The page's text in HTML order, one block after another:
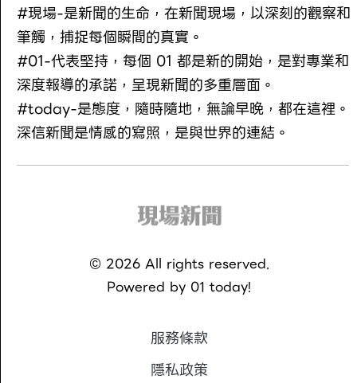
#現場-是新聞的生命，在新聞現場，以深刻的觀察和
筆觸，捕捉每個瞬間的真實。
#01-代表堅持，每個 01 都是新的開始，是對專業和
深度報導的承諾，呈現新聞的多重層面。
#today-是態度，隨時隨地，無論早晚，都在這裡。
深信新聞是情感的寫照，是與世界的連結。
© 2026All rights reserved.
Powered by 01 today!
服務條款
隱私政策